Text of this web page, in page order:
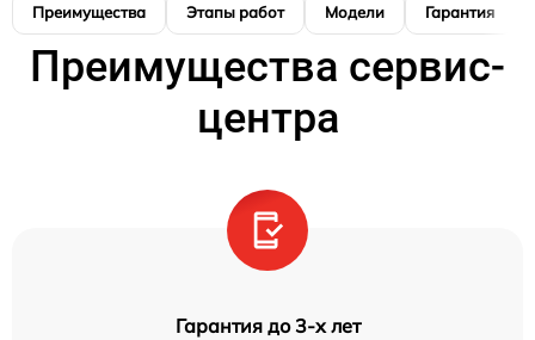
Преимущества Этапы работ Модели Гарантия
Преимущества сервис-
центра
Гарантия до 3-х лет